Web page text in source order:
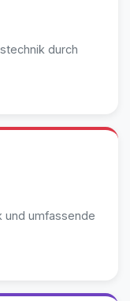
durch
und umfassende